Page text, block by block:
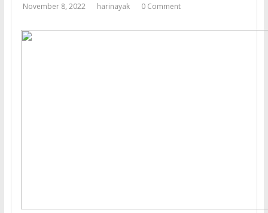
November 8, 2022 harinayak 0 Comment